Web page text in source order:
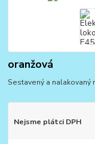
oranžová
Sestavený a
Nejsme plátci DPH